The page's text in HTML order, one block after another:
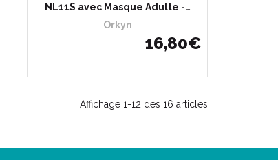
NL11S avec Masque Adulte -…
Orkyn
16,80€
Affichage 1-12 des 16 articles